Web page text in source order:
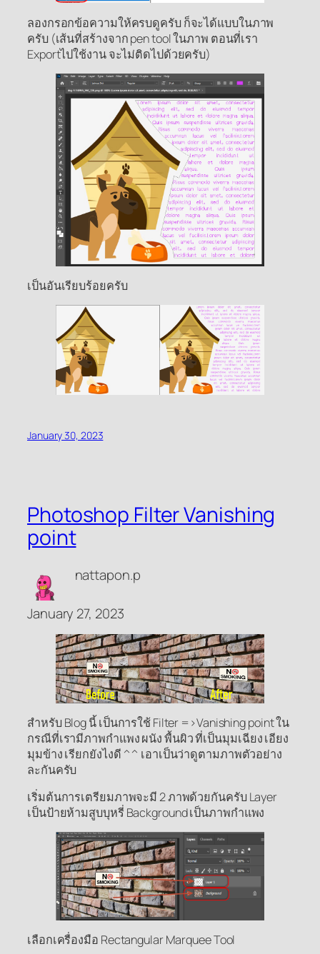
ลองกรอกข้อความให้ครบดูครับ ก็จะได้แบบในภาพ
ครับ (เส้นที่สร้างจาก pen tool ในภาพ ตอนที่เรา
Exportไปใช้งาน จะไม่ติดไปด้วยครับ)
เป็นอันเรียบร้อยครับ
January 30, 2023
Photoshop Filter Vanishing
point
nattapon.p
January 27, 2023
สำหรับ Blog นี้ เป็นการใช้ Filter =>Vanishing point ใน
กรณีที่เรามีภาพกำแพง ผนัง พื้นผิว ที่เป็นมุมเฉียง เอียง
มุมข้าง เรียกยังไงดี ^^ เอาเป็นว่าดูตามภาพตัวอย่าง
ละกันครับ
เริ่มต้นการเตรียมภาพจะมี 2 ภาพด้วยกันครับ Layer
เป็นป้ายห้ามสูบบุหรี่ Background เป็นภาพกำแพง
เลือกเครื่องมือ Rectangular Marquee Tool